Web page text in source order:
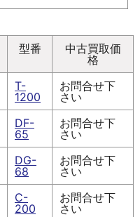
型番
中古買取価
格
T-
1200
お問合せ下
さい
DF-
65
お問合せ下
さい
DG-
68
お問合せ下
さい
C-
200
お問合せ下
さい